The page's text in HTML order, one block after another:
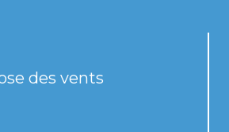
des vents